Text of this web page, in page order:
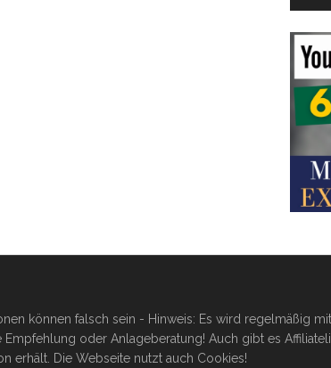
können falsch sein - Hinweis: Es wird regelmäßig
oder Anlageberatung! Auch gibt es
erhält. Die Webseite nutzt auch Cookies!